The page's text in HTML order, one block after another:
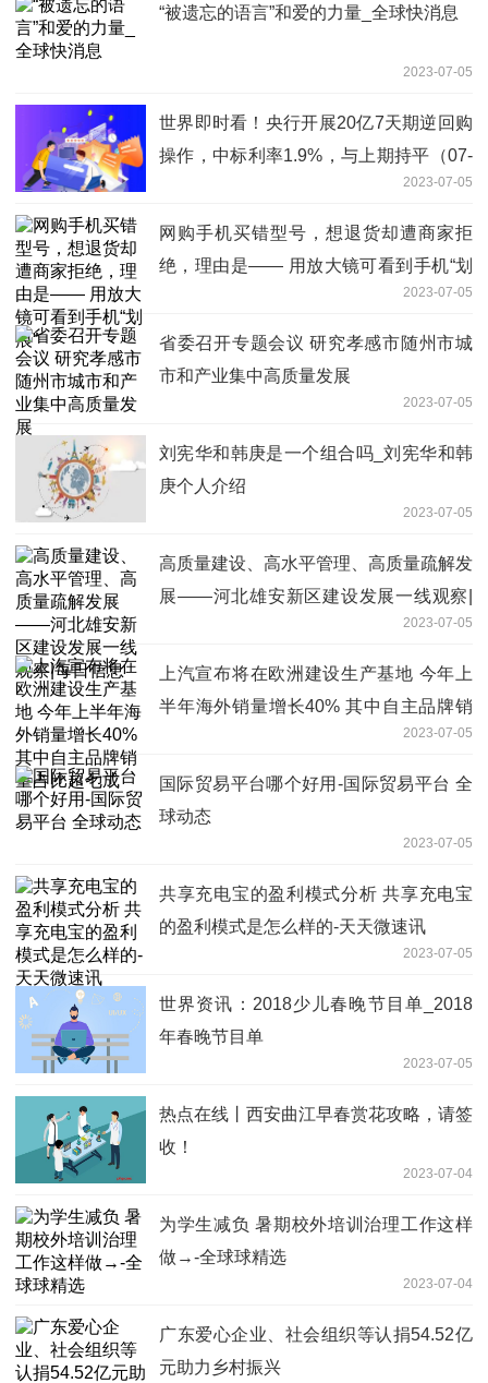
“被遗忘的语言”和爱的力量_全球快消息
2023-07-05
世界即时看！央行开展20亿7天期逆回购
操作，中标利率1.9%，与上期持平（07-
2023-07-05
网购手机买错型号，想退货却遭商家拒
绝，理由是—— 用放大镜可看到手机“划
2023-07-05
省委召开专题会议 研究孝感市随州市城
市和产业集中高质量发展
2023-07-05
刘宪华和韩庚是一个组合吗_刘宪华和韩
庚个人介绍
2023-07-05
高质量建设、高水平管理、高质量疏解发
展——河北雄安新区建设发展一线观察|
2023-07-05
上汽宣布将在欧洲建设生产基地 今年上
半年海外销量增长40% 其中自主品牌销
2023-07-05
国际贸易平台哪个好用-国际贸易平台 全
球动态
2023-07-05
共享充电宝的盈利模式分析 共享充电宝
的盈利模式是怎么样的-天天微速讯
2023-07-05
世界资讯：2018少儿春晚节目单_2018
年春晚节目单
2023-07-05
热点在线丨西安曲江早春赏花攻略，请签
收！
2023-07-04
为学生减负 暑期校外培训治理工作这样
做→-全球球精选
2023-07-04
广东爱心企业、社会组织等认捐54.52亿
元助力乡村振兴